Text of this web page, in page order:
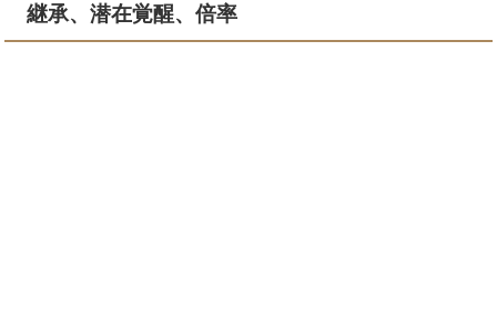
継承、潜在覚醒、倍率